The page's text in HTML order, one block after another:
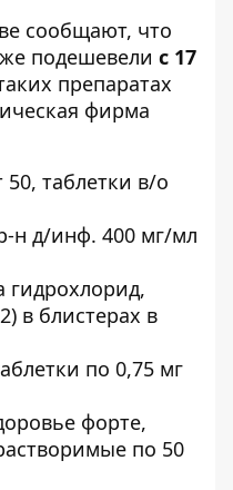
сообщают, что
подешевели с 17
препаратах
фирма
50, таблетки в/о
н д/инф. 400 мг/мл
гидрохлорид,
в блистерах в
по 0,75 мг
форте,
по 50